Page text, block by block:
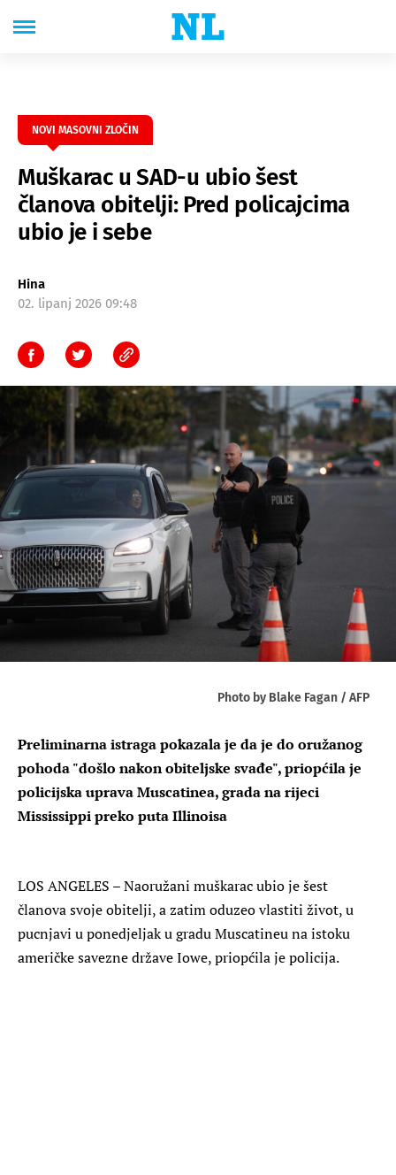
NOVI MASOVNI ZLOČIN
Muškarac u SAD-u ubio šest
članova obitelji: Pred policajcima
ubio je i sebe
Hina
02. lipanj 2026 09:48
Photo by Blake Fagan / AFP
Preliminarna istraga pokazala je da je do oružanog
pohoda "došlo nakon obiteljske svađe", priopćila je
policijska uprava Muscatinea, grada na rijeci
Mississippi preko puta Illinoisa
LOS ANGELES – Naoružani muškarac ubio je šest
članova svoje obitelji, a zatim oduzeo vlastiti život, u
pucnjavi u ponedjeljak u gradu Muscatineu na istoku
američke savezne države Iowe, priopćila je policija.